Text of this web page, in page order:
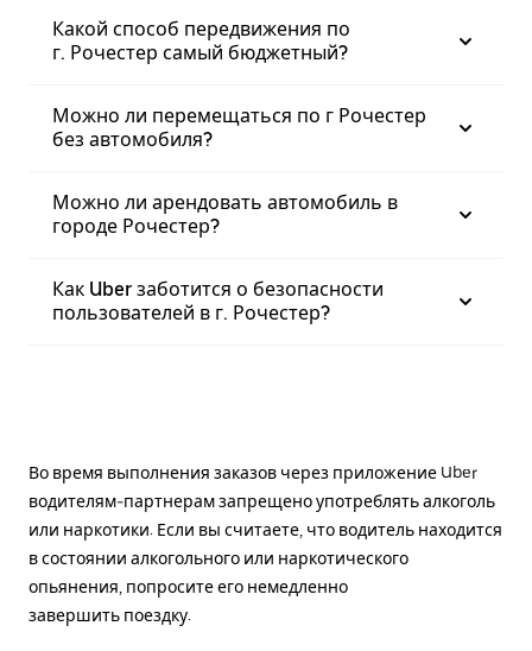
Какой способ передвижения по
г. Рочестер самый бюджетный?
Можно ли перемещаться по г Рочестер
без автомобиля?
Можно ли арендовать автомобиль в
городе Рочестер?
Как Uber заботится о безопасности
пользователей в г. Рочестер?
Во время выполнения заказов через приложение Uber
водителям-партнерам запрещено употреблять алкоголь
или наркотики. Если вы считаете, что водитель находится
в состоянии алкогольного или наркотического
опьянения, попросите его немедленно
завершить поездку.